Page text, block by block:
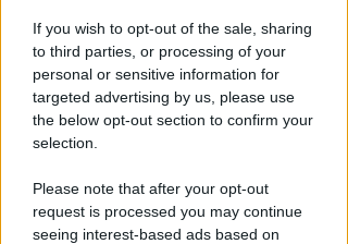
If you wish to opt-out of the sale, sharing
to third parties, or processing of your
personal or sensitive information for
targeted advertising by us, please use
the below opt-out section to confirm your
selection.
Please note that after your opt-out
request is processed you may continue
seeing interest-based ads based on
Rimini: +13% nel primo semestre
dell'anno
Redazione